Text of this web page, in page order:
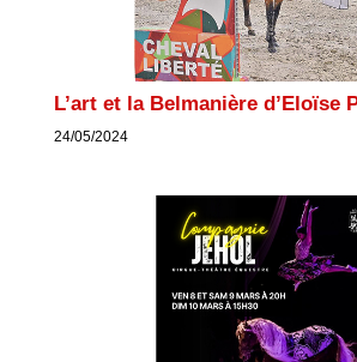
L’art et la Belmanière d’Eloïse
24/05/2024